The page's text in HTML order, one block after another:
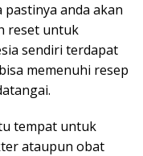
anda akan
reset untuk
sendiri terdapat
memenuhi resep
tempat untuk
ataupun obat